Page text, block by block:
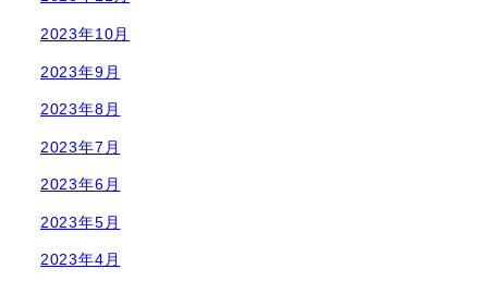
2023年10月
2023年9月
2023年8月
2023年7月
2023年6月
2023年5月
2023年4月